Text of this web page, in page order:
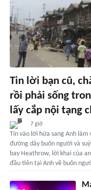
Tin lời bạn cũ,
rồi phải sống
lấy cắp nội tạng
7 giờ
Tin vào lời hứa sang Anh
đường dây buôn người và
bay Heathrow, lời khai của
đầu tiên tại Anh về buôn